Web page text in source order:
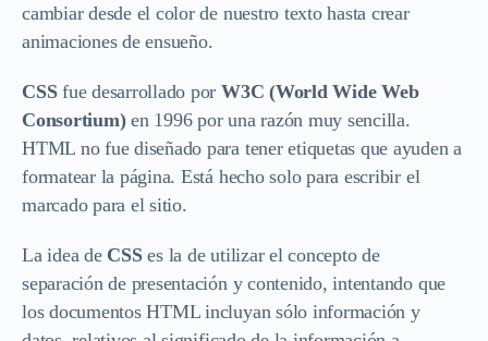
cambiar desde el color de nuestro texto hasta crear
animaciones de ensueño.
CSSfue desarrollado porW3C (World Wide Web
Consortium)en 1996 por una razón muy sencilla.
HTML no fue diseñado para tener etiquetas que ayuden a
formatear la página. Está hecho solo para escribir el
marcado para el sitio.
La idea de CSSes la de utilizar el concepto de
separación de presentación y contenido, intentando que
los documentos HTML incluyan sólo información y